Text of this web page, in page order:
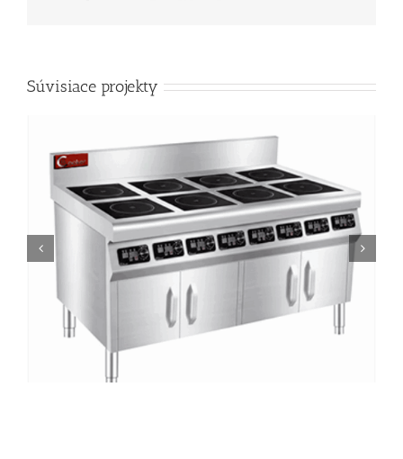
Súvisiace projekty
BZT-AZH S435 4-horákový komerčný indukčný sporák